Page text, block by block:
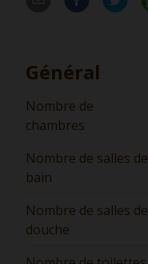
Général
Nombre de
chambres
Nombre de salles de
bain
Nombre de salles de
douche